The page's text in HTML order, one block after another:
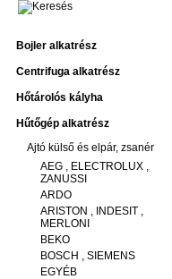
Bojler alkatrész
Centrifuga alkatrész
Hőtárolós kályha
Hűtőgép alkatrész
Ajtó külső és elpár, zsanér
AEG , ELECTROLUX ,
ZANUSSI
ARDO
ARISTON , INDESIT ,
MERLONI
BEKO
BOSCH , SIEMENS
EGYÉB